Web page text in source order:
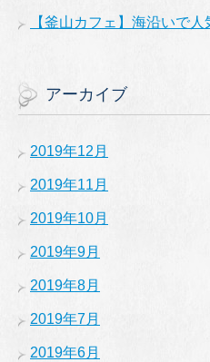
【釜山カフェ】海沿いで
アーカイブ
2019年12月
2019年11月
2019年10月
2019年9月
2019年8月
2019年7月
2019年6月